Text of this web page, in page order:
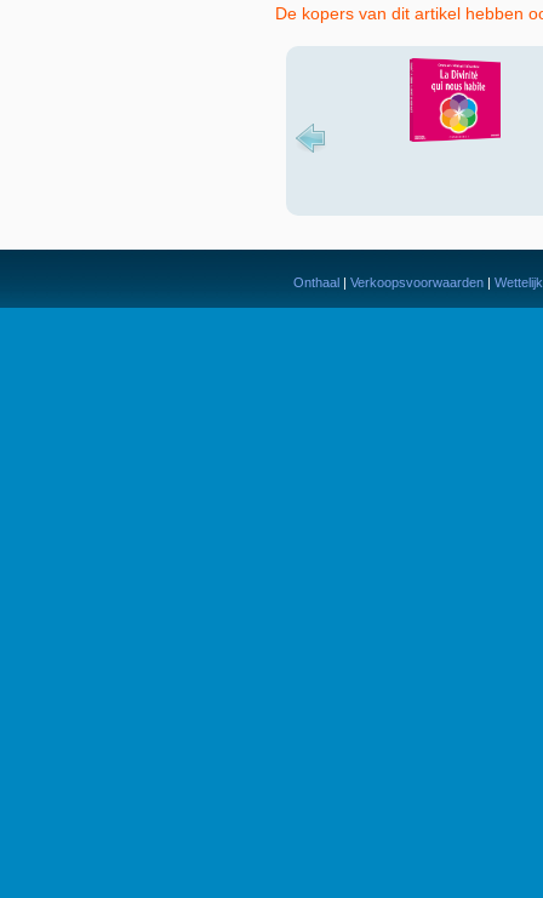
De kopers van dit artikel hebben
Onthaal | Verkoopsvoorwaarden |